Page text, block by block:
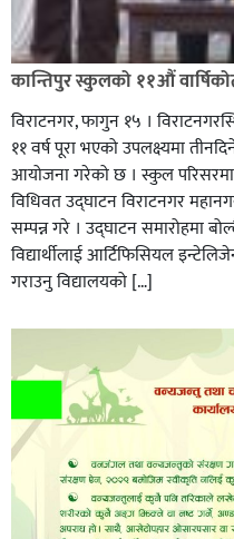
कान्तिपुर स्कुलको ११औं
विराटनगर, फागुन १५ ।
११ वर्ष पूरा भएको उपलक्ष्यमा
आयोजना गरेको छ । स्कुल
विधिवत उद्घाटन विराटनगर
सम्पन्न गरे । उद्घाटन समारोहमा
विद्यार्थीलाई आर्टिफिसियल
गराउनु विद्यालयको […]